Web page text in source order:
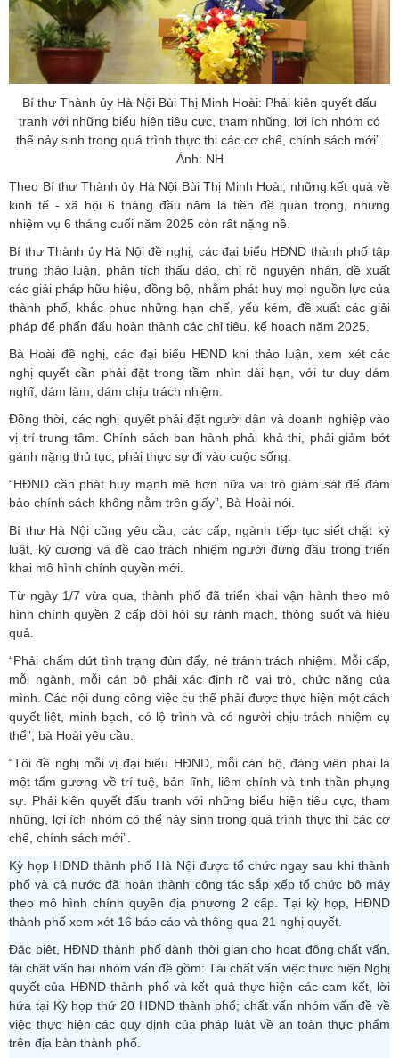
Bí thư Thành ủy Hà Nội Bùi Thị Minh Hoài: Phải kiên quyết đấu
tranh với những biểu hiện tiêu cực, tham nhũng, lợi ích nhóm có
thể nảy sinh trong quá trình thực thi các cơ chế, chính sách mới”.
Ảnh: NH
Theo Bí thư Thành ủy Hà Nội Bùi Thị Minh Hoài, những kết quả về
kinh tế - xã hội 6 tháng đầu năm là tiền đề quan trọng, nhưng
nhiệm vụ 6 tháng cuối năm 2025 còn rất nặng nề.
Bí thư Thành ủy Hà Nội đề nghị, các đại biểu HĐND thành phố tập
trung thảo luận, phân tích thấu đáo, chỉ rõ nguyên nhân, đề xuất
các giải pháp hữu hiệu, đồng bộ, nhằm phát huy mọi nguồn lực của
thành phố, khắc phục những hạn chế, yếu kém, đề xuất các giải
pháp để phấn đấu hoàn thành các chỉ tiêu, kế hoạch năm 2025.
Bà Hoài đề nghị, các đại biểu HĐND khi thảo luận, xem xét các
nghị quyết cần phải đặt trong tầm nhìn dài hạn, với tư duy dám
nghĩ, dám làm, dám chịu trách nhiệm.
Đồng thời, các nghị quyết phải đặt người dân và doanh nghiệp vào
vị trí trung tâm. Chính sách ban hành phải khả thi, phải giảm bớt
gánh nặng thủ tục, phải thực sự đi vào cuộc sống.
“HĐND cần phát huy mạnh mẽ hơn nữa vai trò giám sát để đảm
bảo chính sách không nằm trên giấy”, Bà Hoài nói.
Bí thư Hà Nội cũng yêu cầu, các cấp, ngành tiếp tục siết chặt kỷ
luật, kỷ cương và đề cao trách nhiệm người đứng đầu trong triển
khai mô hình chính quyền mới.
Từ ngày 1/7 vừa qua, thành phố đã triển khai vận hành theo mô
hình chính quyền 2 cấp đòi hỏi sự rành mạch, thông suốt và hiệu
quả.
“Phải chấm dứt tình trạng đùn đẩy, né tránh trách nhiệm. Mỗi cấp,
mỗi ngành, mỗi cán bộ phải xác định rõ vai trò, chức năng của
mình. Các nội dung công việc cụ thể phải được thực hiện một cách
quyết liệt, minh bạch, có lộ trình và có người chịu trách nhiệm cụ
thể”, bà Hoài yêu cầu.
“Tôi đề nghị mỗi vị đại biểu HĐND, mỗi cán bộ, đảng viên phải là
một tấm gương về trí tuệ, bản lĩnh, liêm chính và tinh thần phụng
sự. Phải kiên quyết đấu tranh với những biểu hiện tiêu cực, tham
nhũng, lợi ích nhóm có thể nảy sinh trong quá trình thực thi các cơ
chế, chính sách mới”.
Kỳ họp HĐND thành phố Hà Nội được tổ chức ngay sau khi thành
phố và cả nước đã hoàn thành công tác sắp xếp tổ chức bộ máy
theo mô hình chính quyền địa phương 2 cấp. Tại kỳ họp, HĐND
thành phố xem xét 16 báo cáo và thông qua 21 nghị quyết.
Đặc biệt, HĐND thành phố dành thời gian cho hoạt động chất vấn,
tái chất vấn hai nhóm vấn đề gồm: Tái chất vấn việc thực hiện Nghị
quyết của HĐND thành phố và kết quả thực hiện các cam kết, lời
hứa tại Kỳ họp thứ 20 HĐND thành phố; chất vấn nhóm vấn đề về
việc thực hiện các quy định của pháp luật về an toàn thực phẩm
trên địa bàn thành phố.